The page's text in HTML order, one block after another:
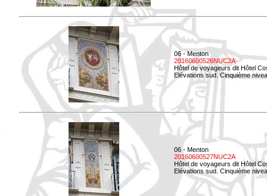
06 - Menton
20160600526NUC2A
Hôtel de voyageurs dit Hôtel
Elévations sud. Cinquième
06 - Menton
20160600527NUC2A
Hôtel de voyageurs dit Hôtel
Elévations sud. Cinquième